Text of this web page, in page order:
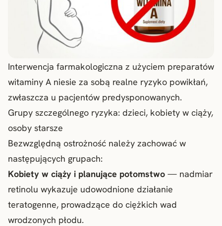
Interwencja farmakologiczna z użyciem preparatów
witaminy A niesie za sobą realne ryzyko powikłań,
zwłaszcza u pacjentów predysponowanych.
Grupy szczególnego ryzyka: dzieci, kobiety w ciąży,
osoby starsze
Bezwzględną ostrożność należy zachować w
następujących grupach:
Kobiety w ciąży i planujące potomstwo — nadmiar
retinolu wykazuje udowodnione działanie
teratogenne, prowadzące do ciężkich wad
wrodzonych płodu.